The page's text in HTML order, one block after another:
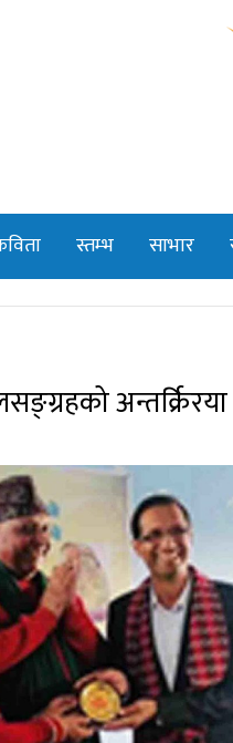
स्तम्भ साभार
अन्तर्क्रिरया